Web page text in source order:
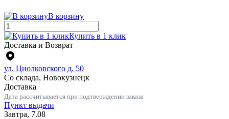
В корзину
Купить в 1 клик
Доставка и Возврат
ул. Циолковского д. 50
Со склада, Новокузнецк
Доставка
Дата рассчитывается при подтверждении заказа
Пункт выдачи
Завтра, 7.08